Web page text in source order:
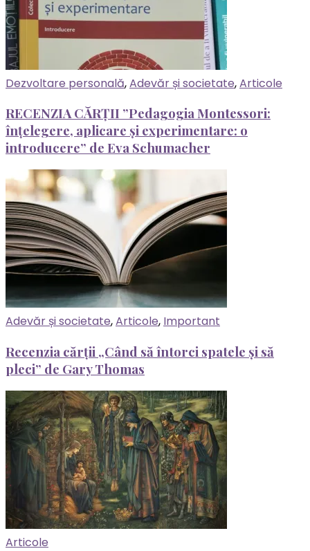
Dezvoltare personală,Adevăr și societate,Articole
RECENZIA CĂRȚII ”Pedagogia Montessori:
înțelegere, aplicare și experimentare: o
introducere” de Eva Schumacher
Adevăr și societate,Articole, Important
Recenzia cărții „Când să întorci spatele și să
pleci” de Gary Thomas
Articole